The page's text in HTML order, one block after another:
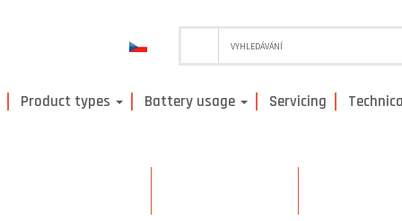
Product types Battery usage Servicing